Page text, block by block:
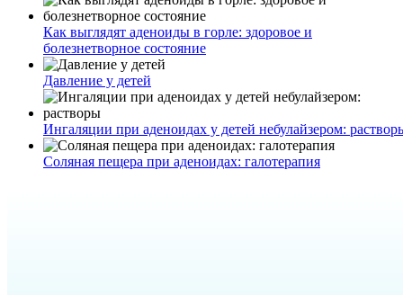
Как выглядят аденоиды в горле: здоровое и
болезнетворное состояние
Давление у детей
Ингаляции при аденоидах у детей небулайзером:
Соляная пещера при аденоидах: галотерапия